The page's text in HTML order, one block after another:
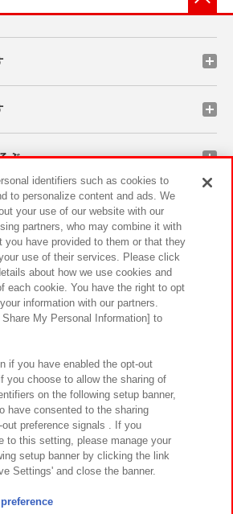
ぶ
ーン
サステナビリティ サイトポリシー
ウェブアクセシビリティ方針と検証結果
ともに
対応方針 よくあるご質問・お問い合わせ
Namco Amusement Inc.
Namco Amusement Lab Inc.
identifiers such as cookies to
to personalize content and ads. We
your use of our website with our
partners, who may combine it with
you have provided to them or that they
use of their services. Please click
about how we use cookies and
each cookie. You have the right to opt
information with our partners.
My Personal Information] to
if you have enabled the opt-out
you choose to allow the sharing of
on the following setup banner,
have consented to the sharing
preference signals . If you
to this setting, please manage your
setup banner by clicking the link
Settings' and close the banner.